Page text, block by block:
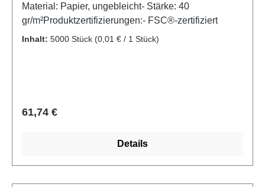
Material: Papier, ungebleicht- Stärke: 40
gr/m²Produktzertifizierungen:- FSC®-zertifiziert
Inhalt: 5000 Stück (0,01 € / 1 Stück)
Regulärer Preis:
61,74 €
Details